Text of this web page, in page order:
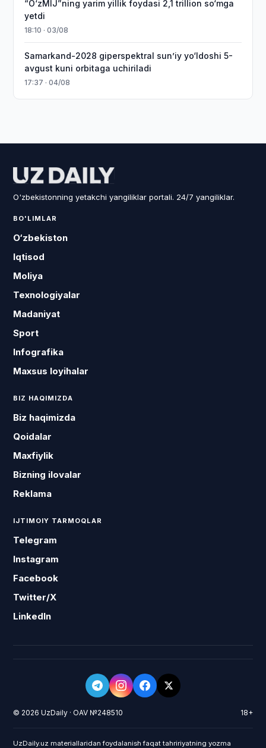
“O‘zMIJ”ning yarim yillik foydasi 2,1 trillion so‘mga
yetdi
18:10 · 03/08
Samarkand-2028 giperspektral sun’iy yo‘ldoshi 5-
avgust kuni orbitaga uchiriladi
17:37 · 04/08
O'zbekistonning yetakchi yangiliklar portali. 24/7 yangiliklar.
BO'LIMLAR
O‘zbekiston
Iqtisod
Moliya
Texnologiyalar
Madaniyat
Sport
Infografika
Maxsus loyihalar
BIZ HAQIMIZDA
Biz haqimizda
Qoidalar
Maxfiylik
Bizning ilovalar
Reklama
IJTIMOIY TARMOQLAR
Telegram
Instagram
Facebook
Twitter/X
LinkedIn
© 2026 UzDaily · OAV №248510 18+
UzDaily.uz materiallaridan foydalanish faqat tahririyatning yozma